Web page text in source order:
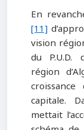
En
[11]
vision
du P.U.D.
région
capitale.
mettait